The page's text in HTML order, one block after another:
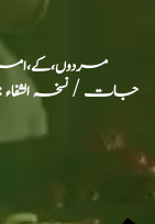
جات / نسخہ